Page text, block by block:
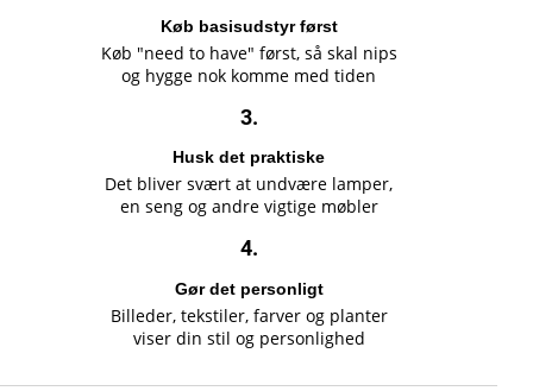
Køb basisudstyr først
Køb "need to have" først, så skal nips
og hygge nok komme med tiden
3.
Husk det praktiske
Det bliver svært at undvære lamper,
en seng og andre vigtige møbler
4.
Gør det personligt
Billeder, tekstiler, farver og planter
viser din stil og personlighed